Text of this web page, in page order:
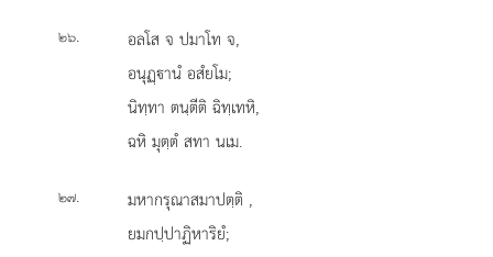
๒๖.
อลโส จ ปมาโท จ,
อนุฏฺานํ อสํยโม;
นิทฺทา ตนฺตีติ ฉิทฺเทหิ,
ฉหิ มุตฺตํ สทา นเม.
๒๗. มหากรุณาสมาปตฺติ ,
ยมกปฺปาฏิหาริยํ;